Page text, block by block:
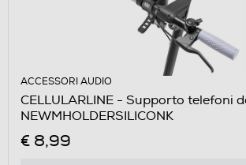
ACCESSORI AUDIO
CELLULARLINE - Supporto telefoni
NEWMHOLDERSILICONK
€ 8,99